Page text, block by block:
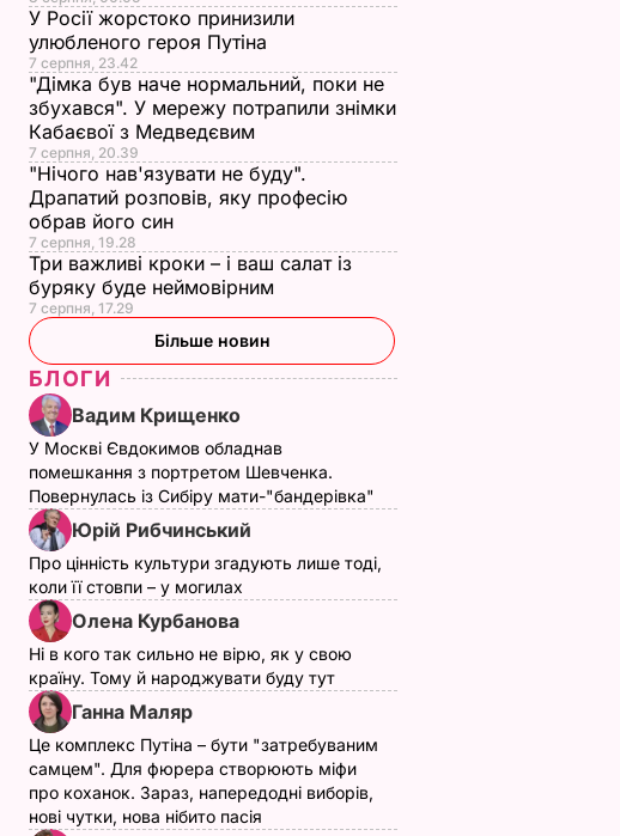
У Росії жорстоко принизили
улюбленого героя Путіна
7 серпня, 23.42
"Дімка був наче нормальний, поки не
збухався". У мережу потрапили знімки
Кабаєвої з Медведєвим
7 серпня, 20.39
"Нічого нав'язувати не буду".
Драпатий розповів, яку професію
обрав його син
7 серпня, 19.28
Три важливі кроки – і ваш салат із
буряку буде неймовірним
7 серпня, 17.29
Більше новин
БЛОГИ
Вадим Крищенко
У Москві Євдокимов обладнав
помешкання з портретом Шевченка.
Повернулась із Сибіру мати-"бандерівка"
Юрій Рибчинський
Про цінність культури згадують лише тоді,
коли її стовпи – у могилах
Олена Курбанова
Ні в кого так сильно не вірю, як у свою
країну. Тому й народжувати буду тут
Ганна Маляр
Це комплекс Путіна – бути "затребуваним
самцем". Для фюрера створюють міфи
про коханок. Зараз, напередодні виборів,
нові чутки, нова нібито пасія